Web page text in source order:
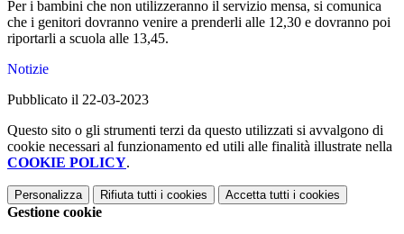
Per i bambini che non utilizzeranno il servizio mensa, si comunica
che i genitori dovranno venire a prenderli alle 12,30 e dovranno poi
riportarli a scuola alle 13,45.
Notizie
Pubblicato il 22-03-2023
Questo sito o gli strumenti terzi da questo utilizzati si avvalgono di
cookie necessari al funzionamento ed utili alle finalità illustrate nella
COOKIE POLICY.
Personalizza Rifiuta tutti i cookies Accetta tutti i cookies
Gestione cookie